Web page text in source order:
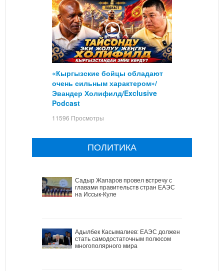
«Кыргызские бойцы обладают
очень сильным характером»/
Эвандер Холифилд/Exclusive
Podcast
11596 Просмотры
ПОЛИТИКА
Садыр Жапаров провел встречу с
главами правительств стран ЕАЭС
на Иссык-Куле
Адылбек Касымалиев: ЕАЭС должен
стать самодостаточным полюсом
многополярного мира